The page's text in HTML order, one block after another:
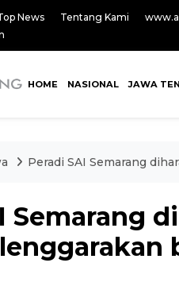
News Tentang Kami
HOME NASIONAL JAWA
Peradi SAI Semarang
Semarang